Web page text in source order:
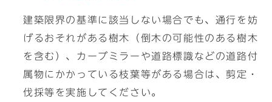
建築限界の基準に該当しない場合でも、通行を妨
げるおそれがある樹木（倒木の可能性のある樹木
を含む）、カーブミラーや道路標識などの道路付
属物にかかっている枝葉等がある場合は、剪定・
伐採等を実施してください。